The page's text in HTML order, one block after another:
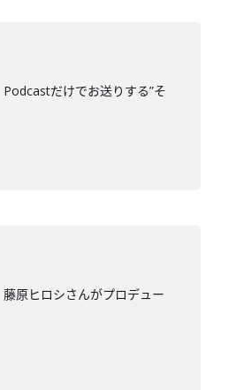
だけでお送りする”そ
原ヒロシさんがプロデュー